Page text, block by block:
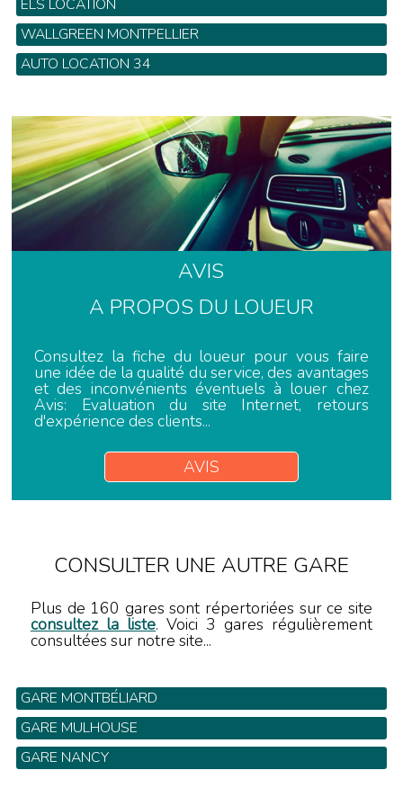
ELS LOCATION
56 Rue de l'industrie - Tel: 04 67 58 00 11
WALLGREEN MONTPELLIER
683 rue Alfred Nobel - Tel: 04 99 74 22 11
AUTO LOCATION 34
AVIS
A PROPOS DU LOUEUR
Consultez la fiche du loueur pour vous faire
une idée de la qualité du service, des avantages
et des inconvénients éventuels à louer chez
Avis: Evaluation du site Internet, retours
d'expérience des clients...
AVIS
CONSULTER UNE AUTRE GARE
Plus de 160 gares sont répertoriées sur ce site
consultez la liste. Voici 3 gares régulièrement
consultées sur notre site...
GARE MONTBÉLIARD
GARE MULHOUSE
GARE NANCY